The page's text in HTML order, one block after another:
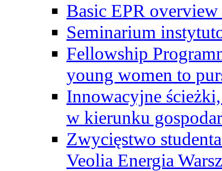
Basic EPR overview
Seminarium
Fellowship
young women to
Innowacyjne
w kierunku
Zwycięstwo
Veolia Energia